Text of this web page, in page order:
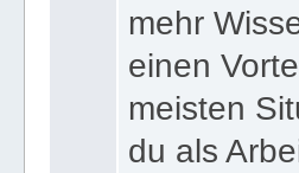
mehr
einen
meisten
du als